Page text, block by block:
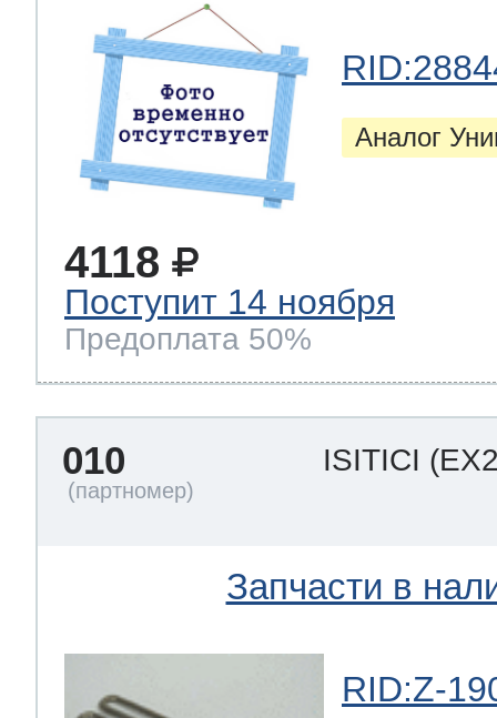
Аналог
4118
Поступит 14 ноября
Предоплата 50%
010 ISITICI
Запчасти в
RID:Z-